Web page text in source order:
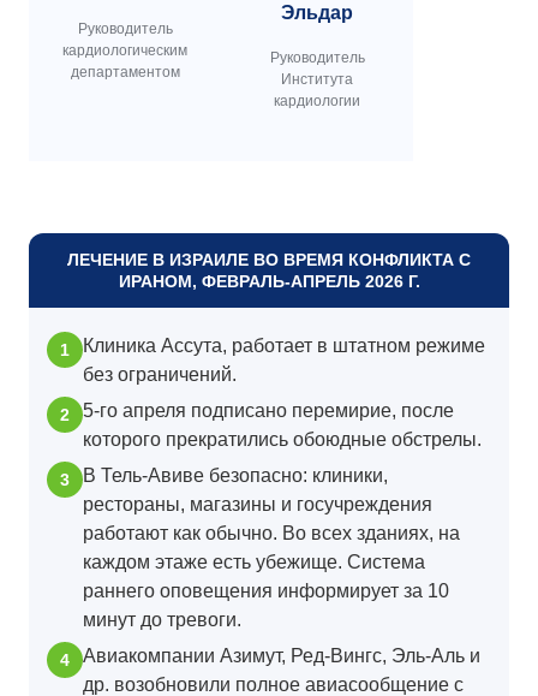
Руководитель
кардиологическим
департаментом
Эльдар
Руководитель
Института
кардиологии
ЛЕЧЕНИЕ В ИЗРАИЛЕ ВО ВРЕМЯ КОНФЛИКТА С
ИРАНОМ, ФЕВРАЛЬ-АПРЕЛЬ 2026 Г.
Клиника Ассута, работает в штатном режиме
без ограничений.
5-го апреля подписано перемирие, после
которого прекратились обоюдные обстрелы.
В Тель-Авиве безопасно: клиники,
рестораны, магазины и госучреждения
работают как обычно. Во всех зданиях, на
каждом этаже есть убежище. Система
раннего оповещения информирует за 10
минут до тревоги.
Авиакомпании Азимут, Ред-Вингс, Эль-Аль и
др. возобновили полное авиасообщение с